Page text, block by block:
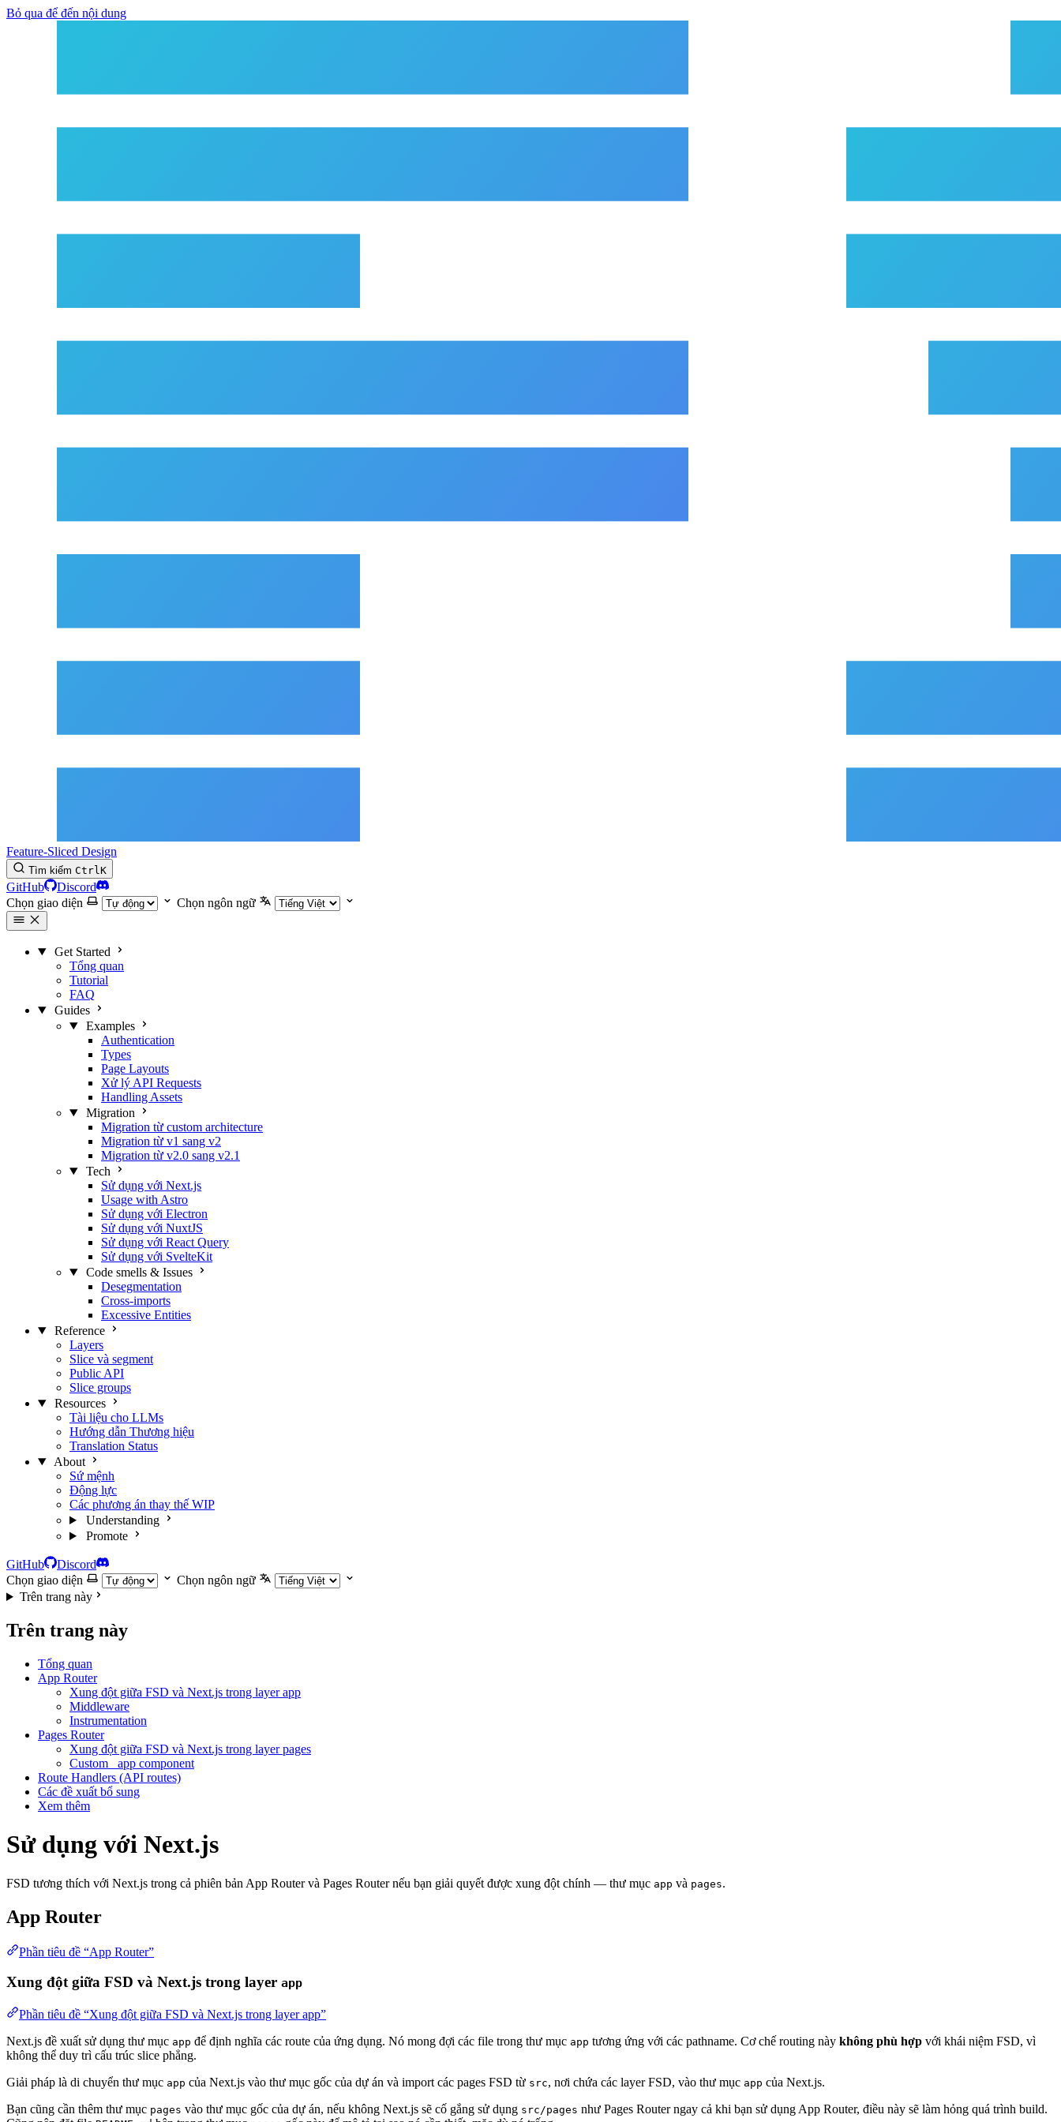
Bỏ qua để đến nội dung
Feature-Sliced Design
Tìm kiếm CtrlK
GitHub
Discord
Chọn giao diện
Chọn ngôn ngữ
Get Started
Tổng quan
Tutorial
FAQ
Guides
Examples
Authentication
Types
Page Layouts
Xử lý API Requests
Handling Assets
Migration
Migration từ custom architecture
Migration từ v1 sang v2
Migration từ v2.0 sang v2.1
Tech
Sử dụng với Next.js
Usage with Astro
Sử dụng với Electron
Sử dụng với NuxtJS
Sử dụng với React Query
Sử dụng với SvelteKit
Code smells & Issues
Desegmentation
Cross-imports
Excessive Entities
Reference
Layers
Slice và segment
Public API
Slice groups
Resources
Tài liệu cho LLMs
Hướng dẫn Thương hiệu
Translation Status
About
Sứ mệnh
Động lực
Các phương án thay thế WIP
Understanding
Promote
GitHub
Discord
Chọn giao diện
Chọn ngôn ngữ
Trên trang này
Trên trang này
Tổng quan
App Router
Xung đột giữa FSD và Next.js trong layer app
Middleware
Instrumentation
Pages Router
Xung đột giữa FSD và Next.js trong layer pages
Custom _app component
Route Handlers (API routes)
Các đề xuất bổ sung
Xem thêm
Sử dụng với Next.js
FSD tương thích với Next.js trong cả phiên bản App Router và Pages Router nếu bạn giải quyết được xung đột chính — thư mục app và pages.
App Router
Phần tiêu đề “App Router”
Xung đột giữa FSD và Next.js trong layer app
Phần tiêu đề “Xung đột giữa FSD và Next.js trong layer app”
Next.js đề xuất sử dụng thư mục app để định nghĩa các route của ứng dụng. Nó mong đợi các file trong thư mục app tương ứng với các pathname. Cơ chế routing này không phù hợp với khái niệm FSD, vì
không thể duy trì cấu trúc slice phẳng.
Giải pháp là di chuyển thư mục app của Next.js vào thư mục gốc của dự án và import các pages FSD từ src, nơi chứa các layer FSD, vào thư mục app của Next.js.
Bạn cũng cần thêm thư mục pages vào thư mục gốc của dự án, nếu không Next.js sẽ cố gắng sử dụng src/pages như Pages Router ngay cả khi bạn sử dụng App Router, điều này sẽ làm hỏng quá trình build.